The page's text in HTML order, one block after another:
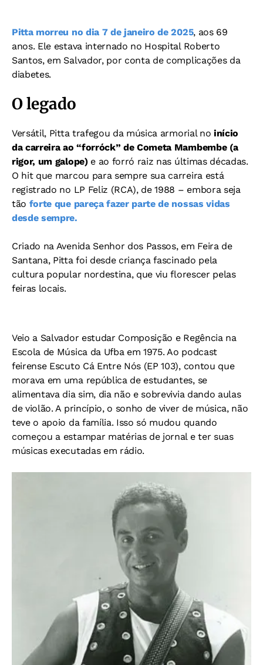
Pitta morreu no dia 7 de janeiro de 2025, aos 69
anos. Ele estava internado no Hospital Roberto
Santos, em Salvador, por conta de complicações da
diabetes.
O legado
Versátil, Pitta trafegou da música armorial no início
da carreira ao “forróck” de Cometa Mambembe (a
rigor, um galope)e ao forró raiz nas últimas décadas.
O hit que marcou para sempre sua carreira está
registrado no LP Feliz (RCA), de 1988 – embora seja
tão forte que pareça fazer parte de nossas vidas
desde sempre.
Criado na Avenida Senhor dos Passos, em Feira de
Santana, Pitta foi desde criança fascinado pela
cultura popular nordestina, que viu florescer pelas
feiras locais.
Veio a Salvador estudar Composição e Regência na
Escola de Música da Ufba em 1975. Ao podcast
feirense Escuto Cá Entre Nós (EP 103), contou que
morava em uma república de estudantes, se
alimentava dia sim, dia não e sobrevivia dando aulas
de violão. A princípio, o sonho de viver de música, não
teve o apoio da família. Isso só mudou quando
começou a estampar matérias de jornal e ter suas
músicas executadas em rádio.